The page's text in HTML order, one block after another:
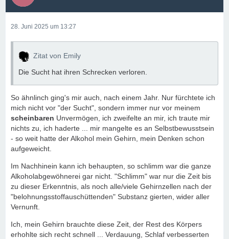
28. Juni 2025 um 13:27
Zitat von Emily
Die Sucht hat ihren Schrecken verloren.
So ähnlinch ging's mir auch, nach einem Jahr. Nur fürchtete ich
mich nicht vor "der Sucht", sondern immer nur vor meinem
scheinbaren Unvermögen, ich zweifelte an mir, ich traute mir
nichts zu, ich haderte ... mir mangelte es an Selbstbewusstsein
- so weit hatte der Alkohol mein Gehirn, mein Denken schon
aufgeweicht.
Im Nachhinein kann ich behaupten, so schlimm war die ganze
Alkoholabgewöhnerei gar nicht. "Schlimm" war nur die Zeit bis
zu dieser Erkenntnis, als noch alle/viele Gehirnzellen nach der
"belohnungsstoffauschüttenden" Substanz gierten, wider aller
Vernunft.
Ich, mein Gehirn brauchte diese Zeit, der Rest des Körpers
erhohlte sich recht schnell ... Verdauung, Schlaf verbesserten